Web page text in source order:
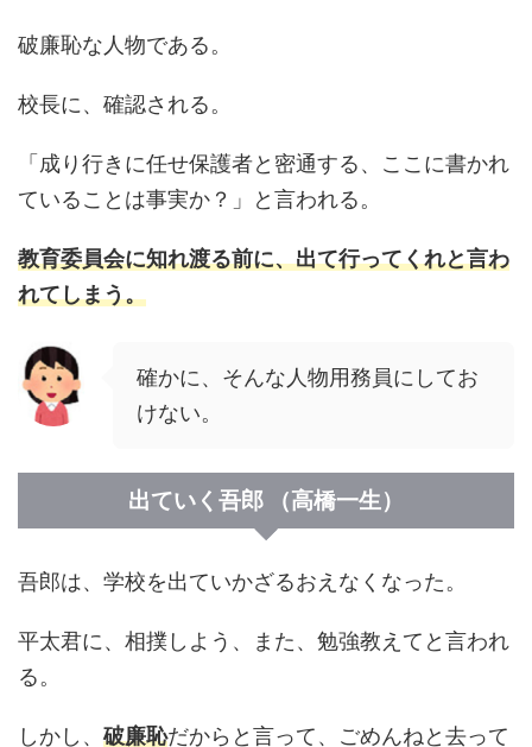
破廉恥な人物である。
校長に、確認される。
「成り行きに任せ保護者と密通する、ここに書かれ
ていることは事実か？」と言われる。
教育委員会に知れ渡る前に、出て行ってくれと言わ
れてしまう。
確かに、そんな人物用務員にしてお
けない。
出ていく吾郎 （高橋一生）
吾郎は、学校を出ていかざるおえなくなった。
平太君に、相撲しよう、また、勉強教えてと言われ
る。
しかし、破廉恥だからと言って、ごめんねと去って